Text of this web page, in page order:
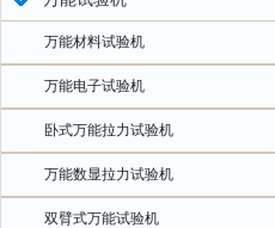
万能材料试验机
万能电子试验机
卧式万能拉力试验机
万能数显拉力试验机
双臂式万能试验机